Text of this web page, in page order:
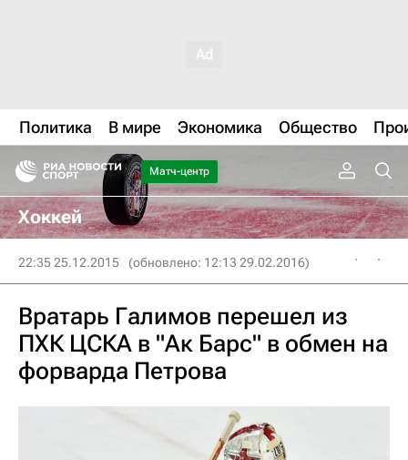
Политика В мире Экономика Общество
Матч-центр
Хоккей
22:35 25.12.2015 (обновлено: 12:13 29.02.2016)
Вратарь Галимов перешел из
ПХК ЦСКА в "Ак Барс" в обмен на
форварда Петрова